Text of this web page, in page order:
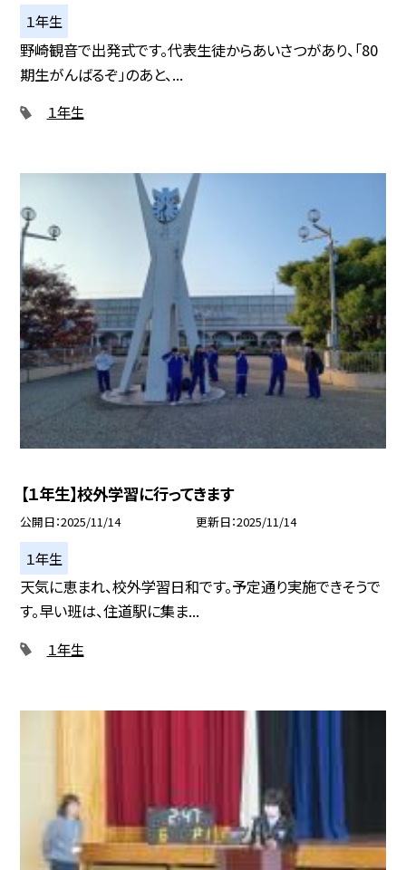
１年生
野崎観音で出発式です。代表生徒からあいさつがあり、「80
期生がんばるぞ」のあと、...
１年生
【１年生】校外学習に行ってきます
公開日 2025/11/14 更新日 2025/11/14
１年生
天気に恵まれ、校外学習日和です。予定通り実施できそうで
す。早い班は、住道駅に集ま...
１年生